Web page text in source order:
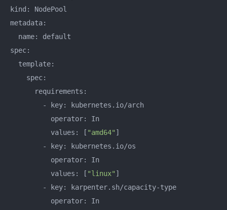
kind: NodePool
metadata:
  name: default
spec:
  template:
    spec:
      requirements:
        - key: kubernetes.io/arch
          operator: In
          values: [
"amd64" ]
        - key: kubernetes.io/os
          operator: In
          values: [
"linux" ]
        - key: karpenter.sh/capacity-type
          operator: In